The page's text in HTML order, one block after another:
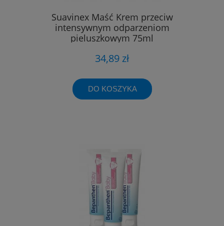
Suavinex Maść Krem przeciw
intensywnym odparzeniom
pieluszkowym 75ml
34,89 zł
DO KOSZYKA